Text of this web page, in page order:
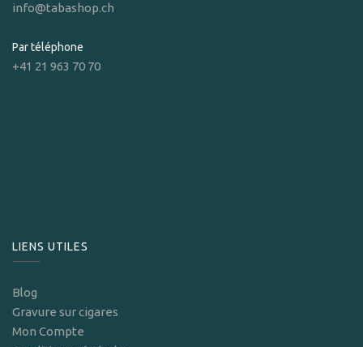
info@tabashop.ch
Par téléphone
+41 21 963 70 70
LIENS UTILES
Blog
Gravure sur cigares
Mon Compte